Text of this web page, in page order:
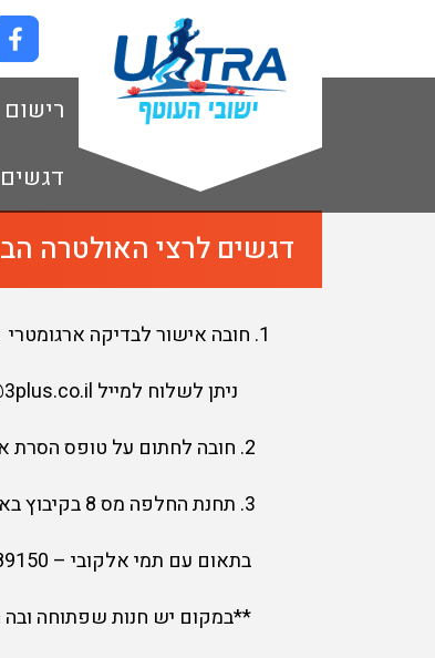
רישום
דגשים לרצי האולטרה
חובה אישור לבדיקה
ניתן לשלוח למייל info@3plus.co.il צילום של המסמכים. חובה לקבל אישור מהמארגנים שאכן כל האישורים תקפים ומקובלים .
בתאום עם תמי אלקובי – 052-4689150.
**במקום יש חנות שפתוחה ובה